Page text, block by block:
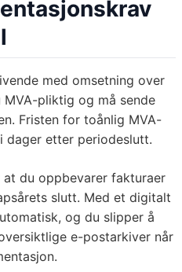
med omsetning over
MVA-pliktig og må sende
Fristen for toånlig MVA-
dager etter periodeslutt.
du oppbevarer fakturaer
slutt. Med et digitalt
og du slipper å
e-postarkiver når